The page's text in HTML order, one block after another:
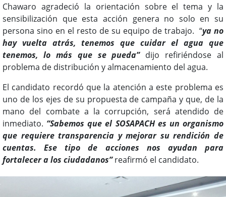
Chawaro agradeció la orientación sobre el tema y la
sensibilización que esta acción genera no solo en su
persona sino en el resto de su equipo de trabajo. “ya no
hay vuelta atrás, tenemos que cuidar el agua que
tenemos, lo más que se pueda”dijo refiriéndose al
problema de distribución y almacenamiento del agua.
El candidato recordó que la atención a este problema es
uno de los ejes de su propuesta de campaña y que, de la
mano del combate a la corrupción, será atendido de
inmediato. “Sabemos que el SOSAPACH es un organismo
que requiere transparencia y mejorar su rendición de
cuentas. Ese tipo de acciones nos ayudan para
fortalecer a los ciudadanos”reafirmó el candidato.